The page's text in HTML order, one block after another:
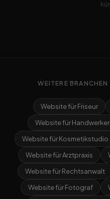
WEITERE
Website für Friseur
Website für Handwerker
Website für Kosmetikstudio
Website für Arztpraxis
Website für Rechtsanwalt
Website für Fotograf